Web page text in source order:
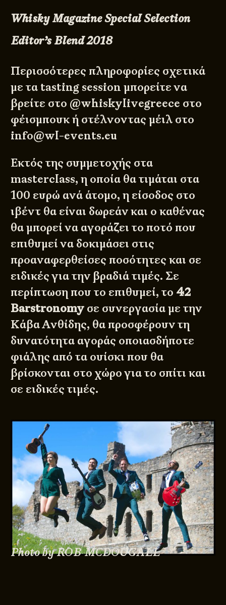
Whisky Magazine Special Selection
Editor’s Blend 2018
Περισσότερες πληροφορίες σχετικά
με τα tasting session μπορείτε να
βρείτε στο @whiskylivegreece στο
φέισμπουκ ή στέλνοντας μέιλ στο
info@wl-events.eu
Εκτός της συμμετοχής στα
masterclass, η οποία θα τιμάται στα
100 ευρώ ανά άτομο, η είσοδος στο
ιβέντ θα είναι δωρεάν και ο καθένας
θα μπορεί να αγοράζει το ποτό που
επιθυμεί να δοκιμάσει στις
προαναφερθείσες ποσότητες και σε
ειδικές για την βραδιά τιμές. Σε
περίπτωση που το επιθυμεί, το 42
Barstronomy σε συνεργασία με την
Κάβα Ανθίδης, θα προσφέρουν τη
δυνατότητα αγοράς οποιασδήποτε
φιάλης από τα ουίσκι που θα
βρίσκονται στο χώρο για το σπίτι και
σε ειδικές τιμές.
Photo by ROB MCDOUGALL